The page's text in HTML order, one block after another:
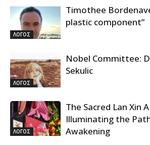
ΛΟΓΟΣ
Timothee
plastic component”
ΛΟΓΟΣ
Nobel Committee:
Sekulic
ΛΟΓΟΣ
The Sacred Lan Xin
Illuminating the
Awakening